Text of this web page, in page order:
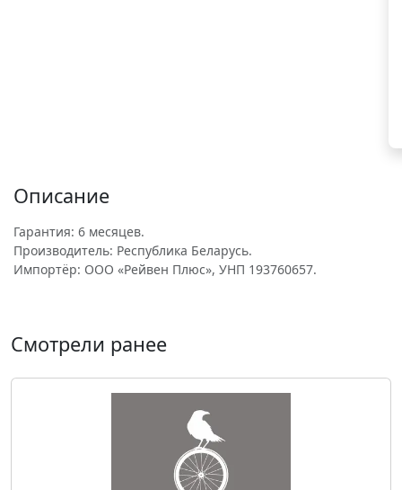
Описание
Гарантия: 6 месяцев.
Производитель: Республика Беларусь.
Импортёр: ООО «Рейвен Плюс», УНП 193760657.
Смотрели ранее